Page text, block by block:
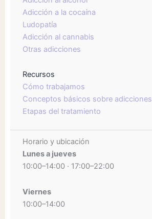
Adicción a la cocaína
Ludopatía
Adicción al cannabis
Otras adicciones
Recursos
Cómo trabajamos
Conceptos básicos sobre adicciones
Etapas del tratamiento
Horario y ubicación
Lunes a jueves
10:00–14:00 · 17:00–22:00
Viernes
10:00–14:00